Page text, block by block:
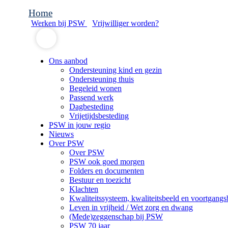
Home
Werken bij PSW Vrijwilliger worden?
Ons aanbod
Ondersteuning kind en gezin
Ondersteuning thuis
Begeleid wonen
Passend werk
Dagbesteding
Vrijetijdsbesteding
PSW in jouw regio
Nieuws
Over PSW
Over PSW
PSW ook goed morgen
Folders en documenten
Bestuur en toezicht
Klachten
Kwaliteitssysteem, kwaliteitsbeeld en
Leven in vrijheid / Wet zorg en dwang
(Mede)zeggenschap bij PSW
PSW 70 jaar